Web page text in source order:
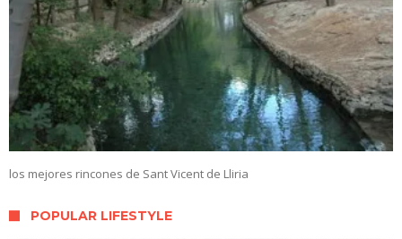
los mejores rincones de Sant Vicent de Lliria
POPULAR LIFESTYLE